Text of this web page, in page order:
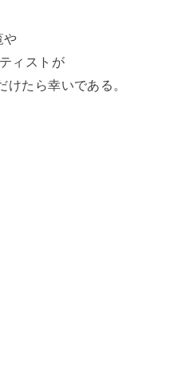
や
ィストが
たら幸いである。